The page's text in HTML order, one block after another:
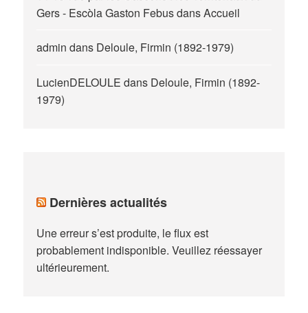
Gers - Escòla Gaston FebusdansAccueil
admin dans Deloule, Firmin (1892-1979)
LucienDELOULE dans Deloule, Firmin (1892-
1979)
Dernières actualités
Une erreur s’est produite, le flux est
probablement indisponible. Veuillez réessayer
ultérieurement.